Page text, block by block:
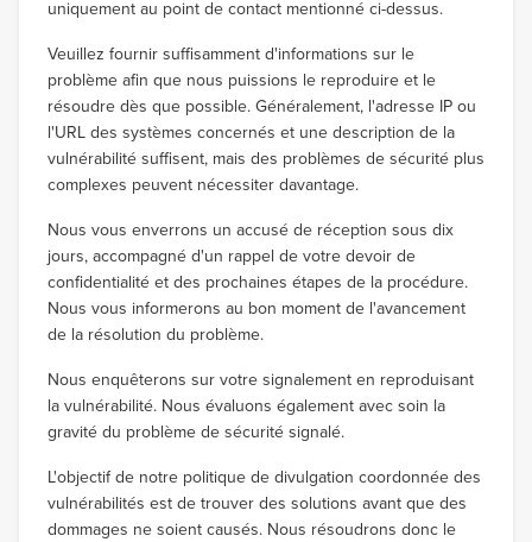
uniquement au point de contact mentionné ci-dessus.
Veuillez fournir suffisamment d'informations sur le
problème afin que nous puissions le reproduire et le
résoudre dès que possible. Généralement, l'adresse IP ou
l'URL des systèmes concernés et une description de la
vulnérabilité suffisent, mais des problèmes de sécurité plus
complexes peuvent nécessiter davantage.
Nous vous enverrons un accusé de réception sous dix
jours, accompagné d'un rappel de votre devoir de
confidentialité et des prochaines étapes de la procédure.
Nous vous informerons au bon moment de l'avancement
de la résolution du problème.
Nous enquêterons sur votre signalement en reproduisant
la vulnérabilité. Nous évaluons également avec soin la
gravité du problème de sécurité signalé.
L'objectif de notre politique de divulgation coordonnée des
vulnérabilités est de trouver des solutions avant que des
dommages ne soient causés. Nous résoudrons donc le